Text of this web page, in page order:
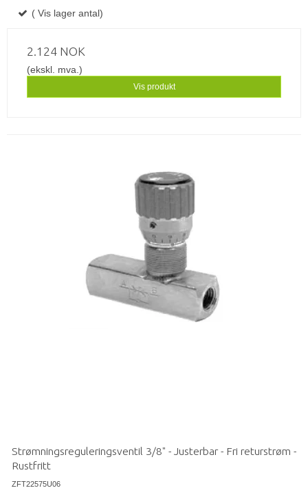
( Vis lager antal)
2.124 NOK
(ekskl. mva.)
Vis produkt
Strømningsreguleringsventil 3/8" - Justerbar - Fri returstrøm -
Rustfritt
ZFT22575U06